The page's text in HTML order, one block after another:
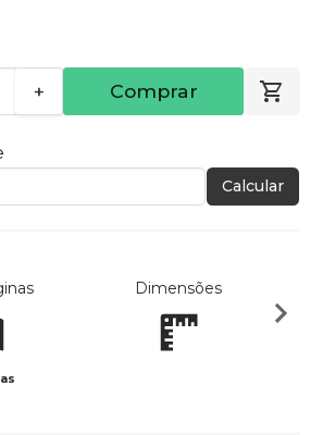
+ Comprar
Calcular
Dimensões